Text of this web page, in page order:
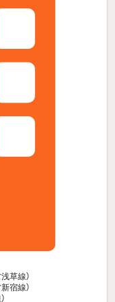
草線）
宿線）